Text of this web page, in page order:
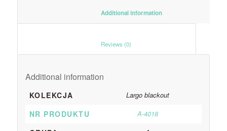
						Additional information
Additional information
KOLEKCJA Largo blackout
NR PRODUKTU A-4018